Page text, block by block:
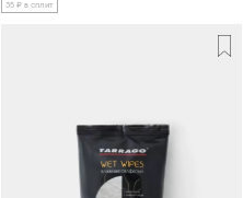
35 ₽ в сплит